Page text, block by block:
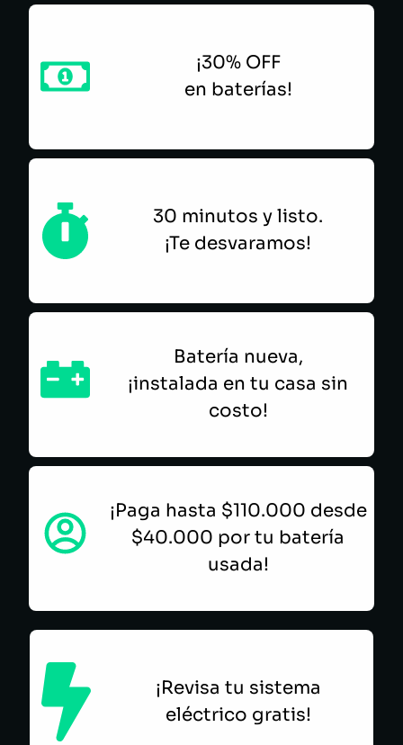
¡30% OFF
en baterías!
30 minutos y listo.
¡Te desvaramos!
Batería nueva,
¡instalada en tu casa sin
costo!
¡Paga hasta $110.000 desde
$40.000 por tu batería
usada!
¡Revisa tu sistema
eléctrico gratis!